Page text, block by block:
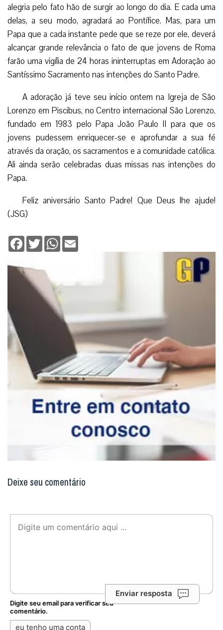
alegria pelo fato hão de surgir ao longo do dia. E cada uma
delas, a seu modo, agradará ao Pontífice. Mas, para um
Papa que a cada instante pede que se reze por ele, deverá
alcançar grande relevância o fato de que jovens de Roma
farão uma vigília de 24 horas ininterruptas em Adoração ao
Santíssimo Sacramento nas intenções do Santo Padre.
A adoração já teve seu início ontem na Igreja de São
Lorenzo em Piscibus, no Centro internacional São Lorenzo,
fundado em 1983 pelo Papa João Paulo II para que os
jovens pudessem enriquecer-se e aprofundar a sua fé
através da oração, os sacramentos e a comunidade católica.
Ali ainda serão celebradas duas missas nas intenções do
Papa.
Feliz aniversário Santo Padre! Que Deus lhe ajude!
(JSG)
Facebook
TwitterWhatsApp
Deixe seu comentário
Enviar resposta
Digite seu email para verificar seu
comentário.
eu tenho uma conta